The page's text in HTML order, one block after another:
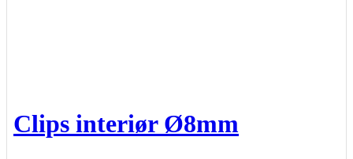
Clips interiør Ø8mm